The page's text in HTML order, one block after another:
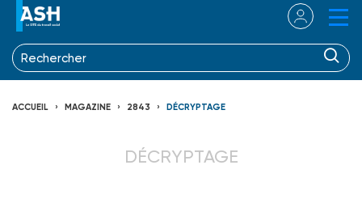
ACCUEIL MAGAZINE 2843 DÉCRYPTAGE
DÉCRYPTAGE